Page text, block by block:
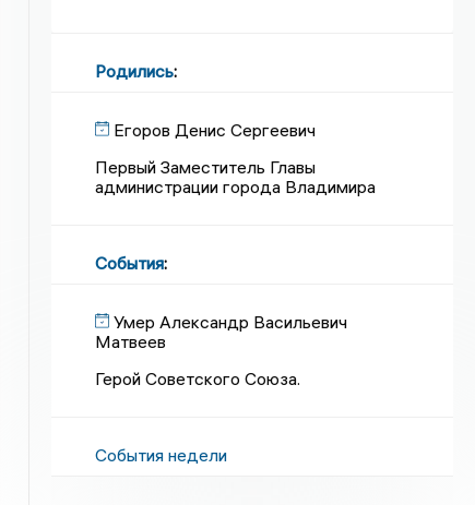
Родились:
Егоров Денис Сергеевич
Первый Заместитель Главы
администрации города Владимира
События:
Умер Александр Васильевич
Матвеев
Герой Советского Союза.
События недели